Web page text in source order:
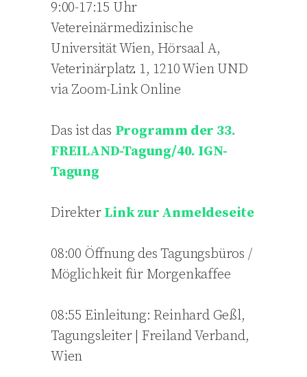
9:00-17:15 Uhr
Vetereinärmedizinische
Universität Wien, Hörsaal A,
Veterinärplatz 1, 1210 Wien UND
via Zoom-Link Online
Das ist das Programm der 33.
FREILAND-Tagung/40. IGN-
Tagung
Direkter Link zur Anmeldeseite
08:00 Öffnung des Tagungsbüros /
Möglichkeit für Morgenkaffee
08:55 Einleitung: Reinhard Geßl,
Tagungsleiter | Freiland Verband,
Wien